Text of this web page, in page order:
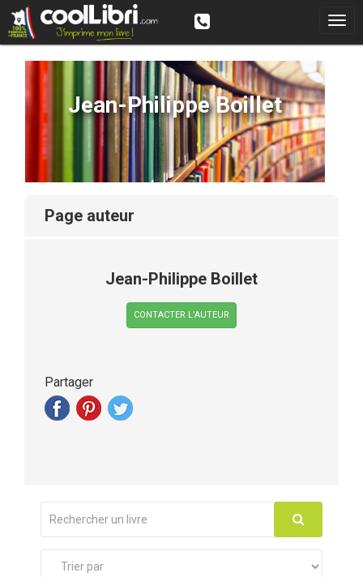
Jean-Philippe Boillet
page auteur
Jean-Philippe Boillet
CONTACTER L’AUTEUR
Partager